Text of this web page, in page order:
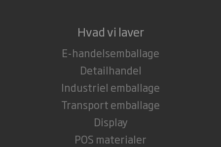
Hvad vi laver
E-handelsemballage
Detailhandel
Industriel emballage
Transport emballage
Display
POS materialer